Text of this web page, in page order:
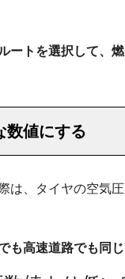
ートを選択して、
数値にする
は、タイヤの空気
も高速道路でも同